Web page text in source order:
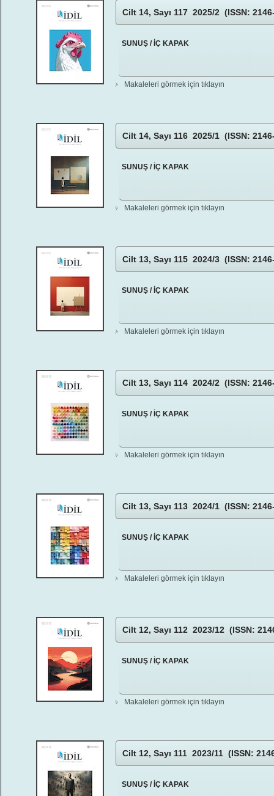
Cilt 14, Sayı 117 2025/2 (ISSN:
SUNUŞ / İÇ KAPAK
Makaleleri görmek için tıklayın
Cilt 14, Sayı 116 2025/1 (ISSN:
SUNUŞ / İÇ KAPAK
Makaleleri görmek için tıklayın
Cilt 13, Sayı 115 2024/3 (ISSN:
SUNUŞ / İÇ KAPAK
Makaleleri görmek için tıklayın
Cilt 13, Sayı 114 2024/2 (ISSN:
SUNUŞ / İÇ KAPAK
Makaleleri görmek için tıklayın
Cilt 13, Sayı 113 2024/1 (ISSN:
SUNUŞ / İÇ KAPAK
Makaleleri görmek için tıklayın
Cilt 12, Sayı 112 2023/12 (ISSN:
SUNUŞ / İÇ KAPAK
Makaleleri görmek için tıklayın
Cilt 12, Sayı 111 2023/11 (ISSN:
SUNUŞ / İÇ KAPAK